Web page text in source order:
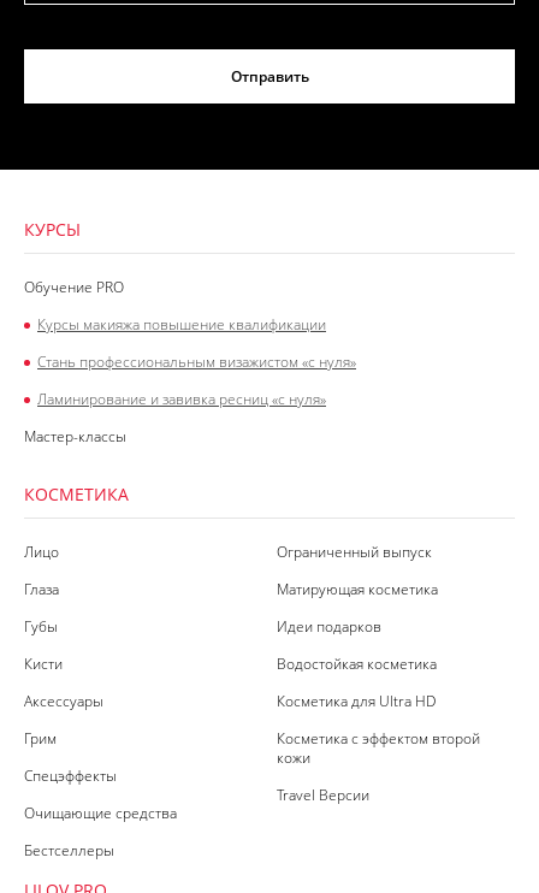
Отправить
КУРСЫ
Обучение PRO
Курсы макияжа повышение квалификации
Стань профессиональным визажистом «с нуля»
Ламинирование и завивка ресниц «с нуля»
Мастер-классы
КОСМЕТИКА
Лицо
Глаза
Губы
Кисти
Аксессуары
Грим
Спецэффекты
Очищающие средства
Бестселлеры
Ограниченный выпуск
Матирующая косметика
Идеи подарков
Водостойкая косметика
Косметика для Ultra HD
Косметика с эффектом второй
кожи
Travel Версии